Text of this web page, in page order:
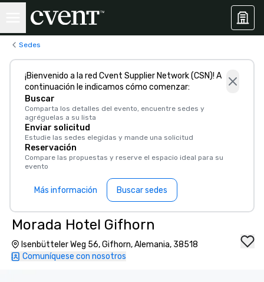
Sedes
¡Bienvenido a la red Cvent Supplier Network (CSN)! A
continuación le indicamos cómo comenzar:
Buscar
Comparta los detalles del evento, encuentre sedes y
agréguelas a su lista
Enviar solicitud
Estudie las sedes elegidas y mande una solicitud
Reservación
Compare las propuestas y reserve el espacio ideal para su
evento
Más información Buscar sedes
Morada Hotel Gifhorn
Isenbütteler Weg 56, Gifhorn, Alemania, 38518
Comuníquese con nosotros